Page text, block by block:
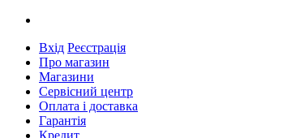
Вхід Реєстрація
Про магазин
Магазини
Сервісний центр
Оплата і доставка
Гарантія
Кредит